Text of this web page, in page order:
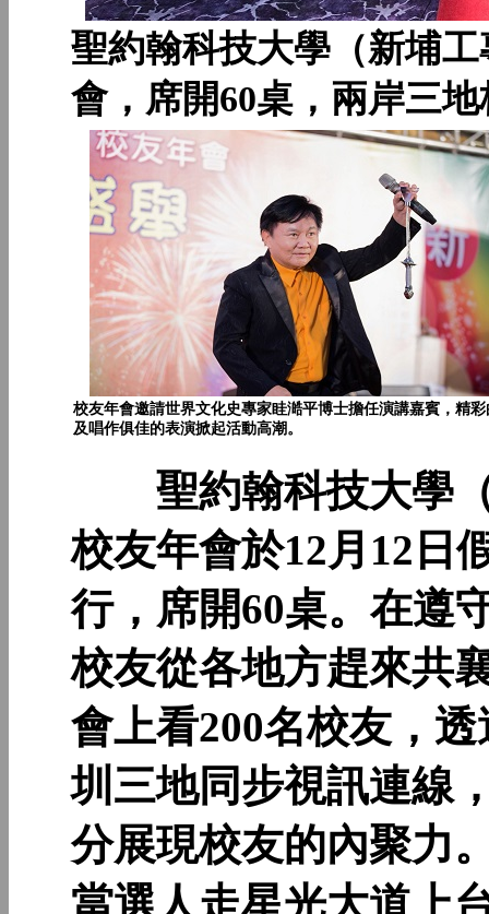
聖約翰科技大學（新埔
會，席開60桌，兩岸三
校友年會邀請世界文化史專家眭澔平博士擔任演講嘉賓，精
及唱作俱佳的表演掀起活動高潮。
聖約翰科技大學（
校友年會於12月12日
行，席開60桌。在遵
校友從各地方趕來共
會上看200名校友，
圳三地同步視訊連線
分展現校友的內聚力
當選人走星光大道上